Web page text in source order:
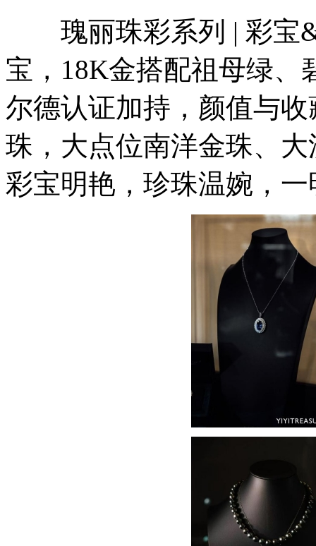
瑰丽珠彩系列 | 彩宝&
宝，18K金搭配祖母绿、
尔德认证加持，颜值与
珠，大点位南洋金珠、
彩宝明艳，珍珠温婉，